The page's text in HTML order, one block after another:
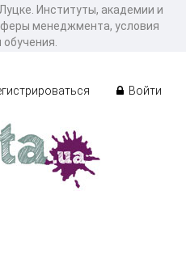
Институты, академии и
менеджмента, условия
Войти